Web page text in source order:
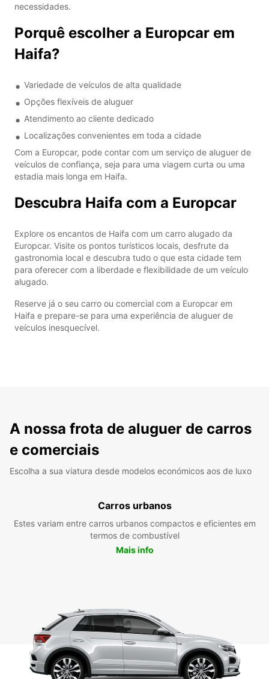
necessidades.
Porquê escolher a Europcar em
Haifa?
Variedade de veículos de alta qualidade
Opções flexíveis de aluguer
Atendimento ao cliente dedicado
Localizações convenientes em toda a cidade
Com a Europcar, pode contar com um serviço de aluguer de
veículos de confiança, seja para uma viagem curta ou uma
estadia mais longa em Haifa.
Descubra Haifa com a Europcar
Explore os encantos de Haifa com um carro alugado da
Europcar. Visite os pontos turísticos locais, desfrute da
gastronomia local e descubra tudo o que esta cidade tem
para oferecer com a liberdade e flexibilidade de um veículo
alugado.
Reserve já o seu carro ou comercial com a Europcar em
Haifa e prepare-se para uma experiência de aluguer de
veículos inesquecível.
A nossa frota de aluguer de carros
e comerciais
Escolha a sua viatura desde modelos económicos aos de luxo
Carros urbanos
Estes variam entre carros urbanos compactos e eficientes em
termos de combustível
Mais info